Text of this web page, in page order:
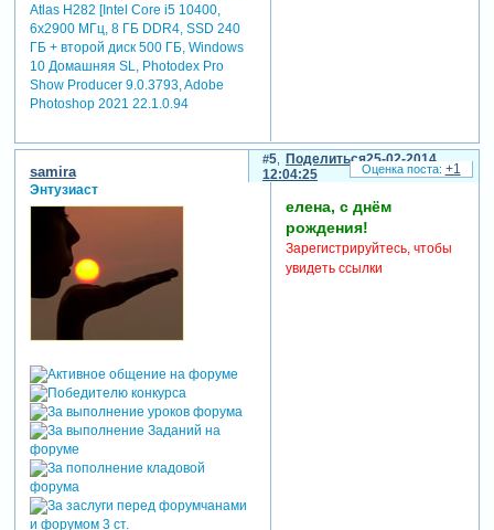
Atlas H282 [Intel Core i5 10400,
6x2900 МГц, 8 ГБ DDR4, SSD 240
ГБ + второй диск 500 ГБ, Windows
10 Домашняя SL, Photodex Pro
Show Producer 9.0.3793, Adobe
Photoshop 2021 22.1.0.94
Поделиться
5
25-02-2014
12:04:25
samira
Энтузиаст
елена, с днём
рождения!
Зарегистрируйтесь, чтобы
увидеть ссылки
+1